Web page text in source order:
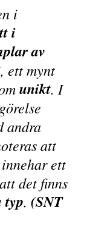
i
i
av
, ett mynt
unikt. I
andra
att
ett
det finns
typ. (SNT